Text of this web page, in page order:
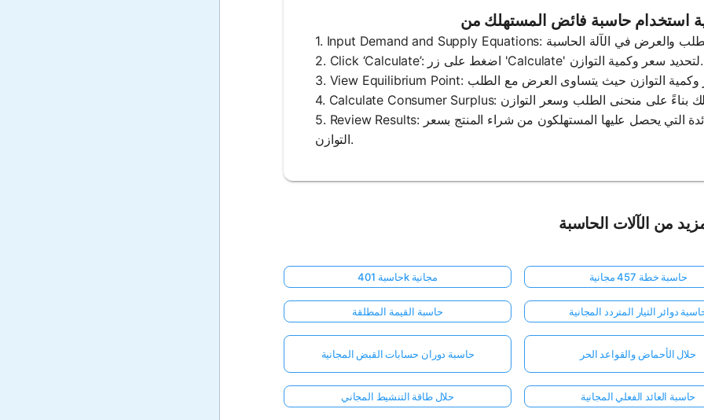
2. Click ‘Calculate’: اضغط على زر 'Calculate' لتحديد سعر وكمية التوازن.
5. Review Results: افحص فائض المستهلك المحسوب، والذي يمثل الفائدة التي يحصل عليها المستهلكون من شراء المنتج بسعر
التوازن.
من الآلات الحاسبة
حاسبة 401k مجانية حاسبة خطة 457 مجانية
حاسبة القيمة المطلقة دوائر التيار المتردد المجانية
حاسبة دوران حسابات القبض المجانية حلال الأحماض والقواعد الحر
حلال طاقة التنشيط المجاني حاسبة العائد الفعلي المجانية